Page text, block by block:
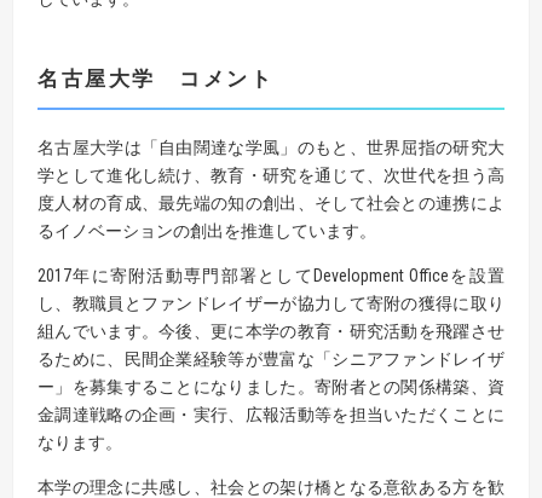
名古屋大学 コメント
名古屋大学は「自由闊達な学風」のもと、世界屈指の研究大
学として進化し続け、教育・研究を通じて、次世代を担う高
度人材の育成、最先端の知の創出、そして社会との連携によ
るイノベーションの創出を推進しています。
2017年に寄附活動専門部署としてDevelopment Officeを設置
し、教職員とファンドレイザーが協力して寄附の獲得に取り
組んでいます。今後、更に本学の教育・研究活動を飛躍させ
るために、民間企業経験等が豊富な「シニアファンドレイザ
ー」を募集することになりました。寄附者との関係構築、資
金調達戦略の企画・実行、広報活動等を担当いただくことに
なります。
本学の理念に共感し、社会との架け橋となる意欲ある方を歓